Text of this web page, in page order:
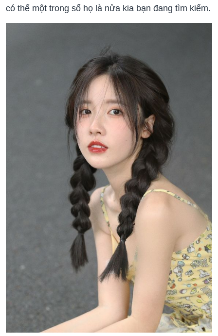
có thể một trong số họ là nửa kia bạn đang tìm kiếm.